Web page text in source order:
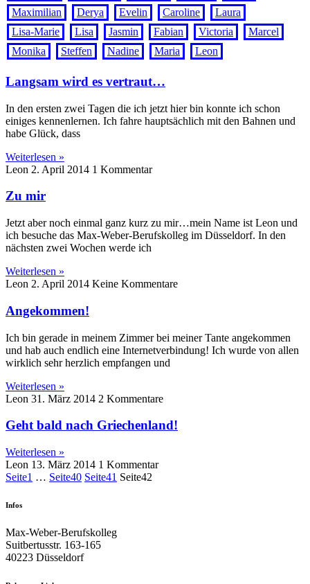
Maximilian
Derya Evelin Caroline
Laura
Lisa-Marie
Lisa Jasmin Fabian Victoria
Marcel
Monika
Steffen Nadine Maria Leon
Langsam wird es vertraut…
In den ersten zwei Tagen die ich jetzt hier bin konnte ich schon
einiges kennenlernen. Ich fahre hauptsächlich mit den Bahnen und
habe Glück, dass
Weiterlesen »
Leon 2. April 2014 1 Kommentar
Zu mir
Jetzt aber noch einmal ganz kurz zu mir…mein Name ist Leon und
ich besuche das Max-Weber-Berufskolleg im Düsseldorf. In den
nächsten zwei Wochen werde ich
Weiterlesen »
Leon 2. April 2014 Keine Kommentare
Angekommen!
Ich bin gerade in meinem Zimmer bei meiner Tante angekommen
und hab auch endlich eine Internetverbindung! Ich wurde von allen
wirklich sehr herzlich empfangen und
Weiterlesen »
Leon 31. März 2014 2 Kommentare
Geht bald nach Griechenland!
Weiterlesen »
Leon 13. März 2014 1 Kommentar
Seite1 … Seite40 Seite41 Seite42
Infos
Max-Weber-Berufskolleg
Suitbertusstr. 163-165
40223 Düsseldorf